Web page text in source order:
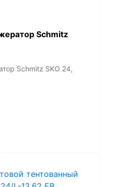
Schmitz
Schmitz SKO 24,